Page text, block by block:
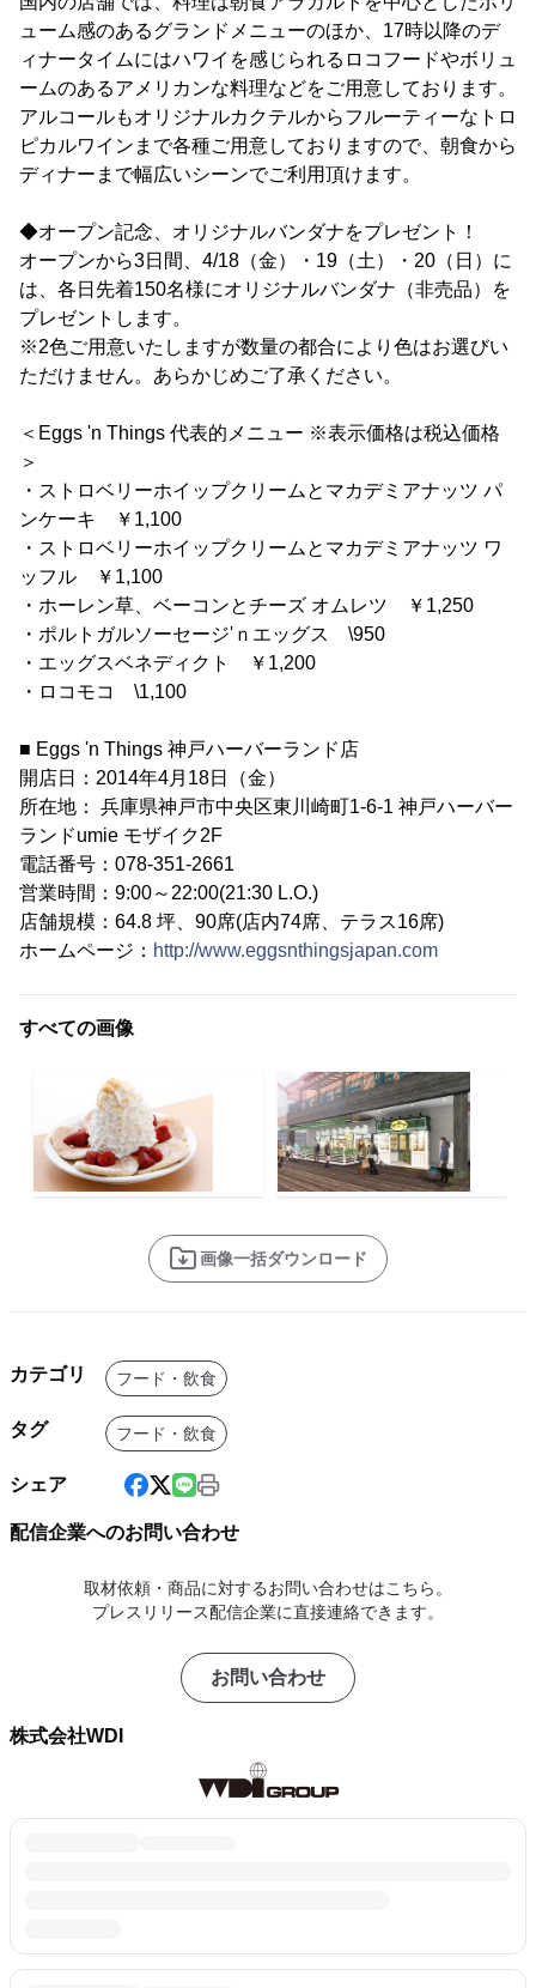
ューム感のあるグランドメニューのほか、17時以降のデ
ィナータイムにはハワイを感じられるロコフードやボリュ
ームのあるアメリカンな料理などをご用意しております。
アルコールもオリジナルカクテルからフルーティーなトロ
ピカルワインまで各種ご用意しておりますので、朝食から
ディナーまで幅広いシーンでご利用頂けます。
◆オープン記念、オリジナルバンダナをプレゼント！
オープンから3日間、4/18（金）・19（土）・20（日）に
は、各日先着150名様にオリジナルバンダナ（非売品）を
プレゼントします。
※2色ご用意いたしますが数量の都合により色はお選びい
ただけません。あらかじめご了承ください。
＜Eggs 'n Things 代表的メニュー ※表示価格は税込価格
＞
・ストロベリーホイップクリームとマカデミアナッツ パ
ンケーキ ￥1,100
・ストロベリーホイップクリームとマカデミアナッツ ワ
ッフル ￥1,100
・ホーレン草、ベーコンとチーズ オムレツ ￥1,250
・ポルトガルソーセージ'ｎエッグス \950
・エッグスベネディクト ￥1,200
・ロコモコ \1,100
■ Eggs 'n Things 神戸ハーバーランド店
開店日：2014年4月18日（金）
所在地： 兵庫県神戸市中央区東川崎町1-6-1 神戸ハーバー
ランドumie モザイク2F
電話番号：078-351-2661
営業時間：9:00～22:00(21:30 L.O.)
店舗規模：64.8 坪、90席(店内74席、テラス16席)
ホームページ： http://www.eggsnthingsjapan.com
すべての画像
画像一括ダウンロード
カテゴリ フード・飲食
タグ フード・飲食
シェア
配信企業へのお問い合わせ
取材依頼・商品に対するお問い合わせはこちら。
プレスリリース配信企業に直接連絡できます。
お問い合わせ
株式会社WDI